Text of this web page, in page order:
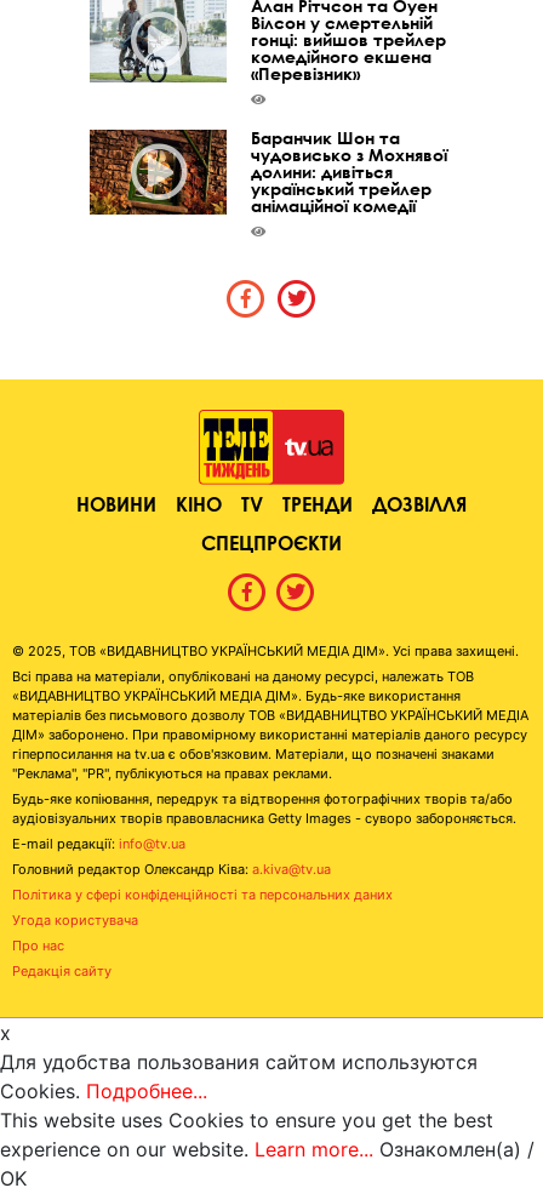
Алан Рітчсон та Оуен
Вілсон у смертельній
гонці: вийшов трейлер
комедійного екшена
«Перевізник»
Баранчик Шон та
чудовисько з Мохнявої
долини: дивіться
український трейлер
анімаційної комедії
НОВИНИ КІНО TV ТРЕНДИ
ДОЗВІЛЛЯ
СПЕЦПРОЄКТИ
© 2025, ТОВ «ВИДАВНИЦТВО УКРАЇНСЬКИЙ МЕДІА ДІМ». Усі права захищені.
Всі права на матеріали, опубліковані на даному ресурсі, належать ТОВ
«ВИДАВНИЦТВО УКРАЇНСЬКИЙ МЕДІА ДІМ». Будь-яке використання
матеріалів без письмового дозволу ТОВ «ВИДАВНИЦТВО УКРАЇНСЬКИЙ МЕДІА
ДІМ» заборонено. При правомірному використанні матеріалів даного ресурсу
гіперпосилання на tv.ua є обов'язковим. Матеріали, що позначені знаками
"Реклама", "PR", публікуються на правах реклами.
Будь-яке копіювання, передрук та відтворення фотографічних творів та/або
аудіовізуальних творів правовласника Getty Images - суворо забороняється.
E-mail редакції: info@tv.ua
Головний редактор Олександр Ківа: a.kiva@tv.ua
Політика у сфері конфіденційності та персональних даних
Угода користувача
Про нас
Редакція сайту
x
Для удобства пользования сайтом используются
Cookies. Подробнее...
This website uses Cookies to ensure you get the best
experience on our website. Learn more... Ознакомлен(а) /
OK